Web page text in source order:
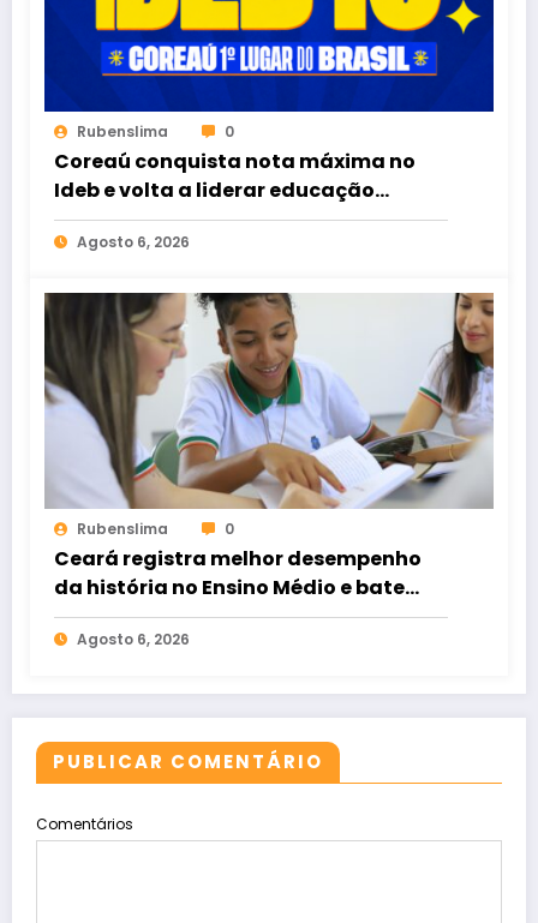
Rubenslima 0
Coreaú conquista nota máxima no
Ideb e volta a liderar educação
pública no Brasil
Agosto 6, 2026
Rubenslima 0
Ceará registra melhor desempenho
da história no Ensino Médio e bate
recorde no Ideb
Agosto 6, 2026
PUBLICAR COMENTÁRIO
Comentários